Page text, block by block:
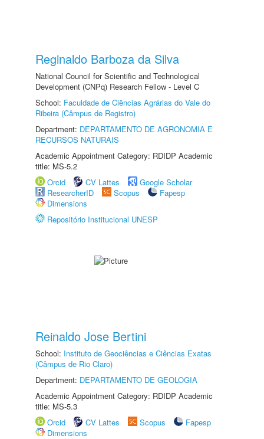
Reginaldo Barboza da Silva
National Council for Scientific and Technological
Development (CNPq) Research Fellow - Level C
School: Faculdade de Ciências Agrárias do Vale do
Ribeira (Câmpus de Registro)
Department: DEPARTAMENTO DE AGRONOMIA E
RECURSOS NATURAIS
Academic Appointment Category: RDIDP Academic
title: MS-5.2
Orcid
CV Lattes
Google Scholar
ResearcherID
Scopus
Fapesp
Dimensions
Repositório Institucional UNESP
Reinaldo Jose Bertini
School: Instituto de Geociências e Ciências Exatas
(Câmpus de Rio Claro)
Department: DEPARTAMENTO DE GEOLOGIA
Academic Appointment Category: RDIDP Academic
title: MS-5.3
Orcid
CV Lattes Scopus
Fapesp
Dimensions